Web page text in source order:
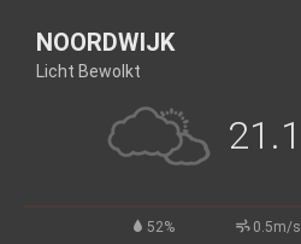
NOORDWIJK
Licht Bewolkt
21.1
52% 0.5m/s